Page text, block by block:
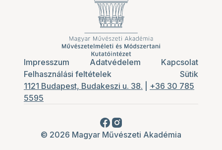
Impresszum Adatvédelem
Kapcsolat
Felhasználási feltételek
Sütik
1121 Budapest, Budakeszi u. 38.
+36 30 785
5595
© 2026 Magyar Művészeti Akadémia